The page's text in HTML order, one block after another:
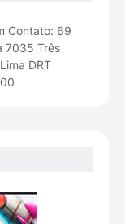
Contato: 69
7035 Três
DRT